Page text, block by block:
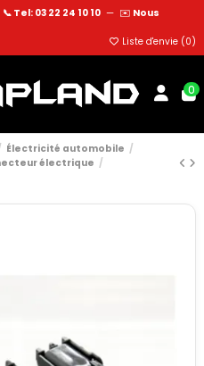
📞 Tel: 03 22 24 10 10 — ✉️ Nous
Liste d'envie (0)
0
Électricité automobile
électrique